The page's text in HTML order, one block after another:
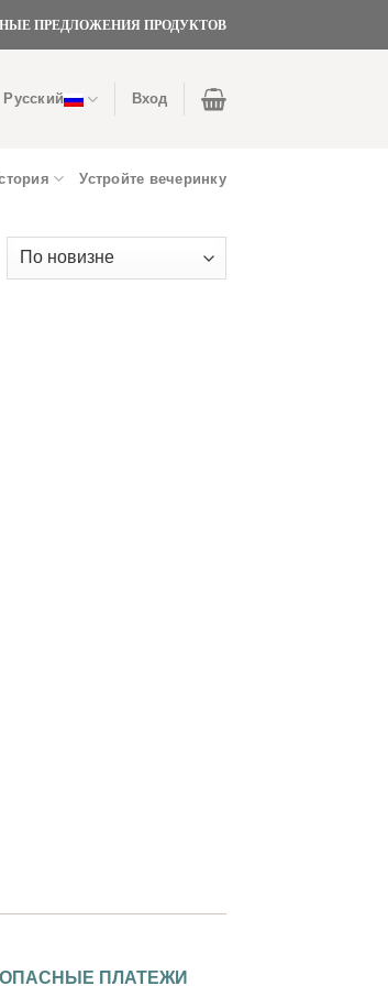
ПРЕДЛОЖЕНИЯ ПРОДУКТОВ
Русский Вход
Устройте вечеринку
ПЛАТЕЖИ